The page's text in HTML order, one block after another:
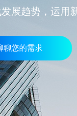
展趋势，运用
聊您的需求